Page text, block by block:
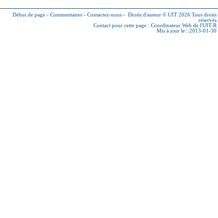
Début de page - Commentaires - Contactez-nous - Droits d'auteur © UIT 2026 Tous droits
réservés
Contact pour cette page : Coordinateur Web de l'UIT-R
Mis à jour le : 2013-01-30